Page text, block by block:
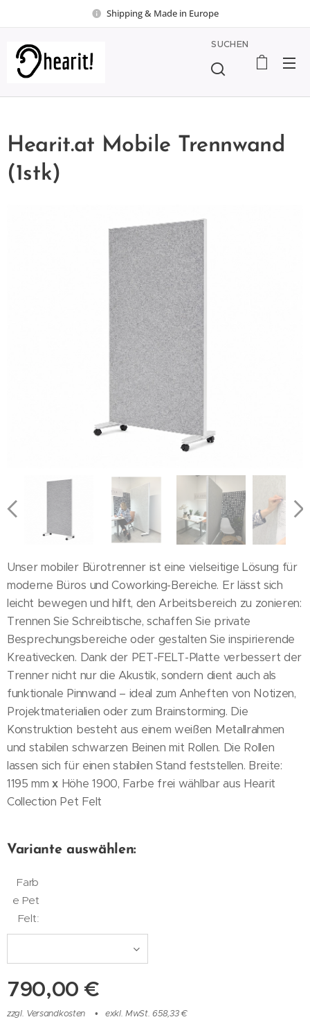
Shipping & Made in Europe
SUCHEN
Hearit.at Mobile Trennwand
(1stk)
Unser mobiler Bürotrenner ist eine vielseitige Lösung für
moderne Büros und Coworking-Bereiche. Er lässt sich
leicht bewegen und hilft, den Arbeitsbereich zu zonieren:
Trennen Sie Schreibtische, schaffen Sie private
Besprechungsbereiche oder gestalten Sie inspirierende
Kreativecken. Dank der PET-FELT-Platte verbessert der
Trenner nicht nur die Akustik, sondern dient auch als
funktionale Pinnwand – ideal zum Anheften von Notizen,
Projektmaterialien oder zum Brainstorming. Die
Konstruktion besteht aus einem weißen Metallrahmen
und stabilen schwarzen Beinen mit Rollen. Die Rollen
lassen sich für einen stabilen Stand feststellen. Breite:
1195 mm x Höhe 1900, Farbe frei wählbar aus Hearit
Collection Pet Felt
Variante auswählen:
Farb
e Pet
Felt:
790,00 €
zzgl. Versandkosten exkl. MwSt. 658,33 €